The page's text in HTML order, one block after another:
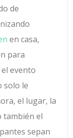
de
en casa,
para
evento
solo le
el lugar, la
también el
sepan